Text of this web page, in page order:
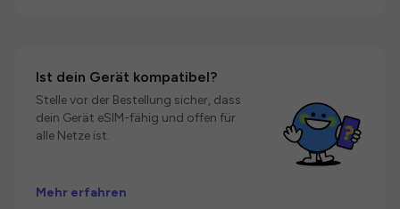
Ist dein Gerät kompatibel?
Stelle vor der Bestellung sicher, dass
dein Gerät eSIM-fähig und offen für
alle Netze ist.
Mehr erfahren